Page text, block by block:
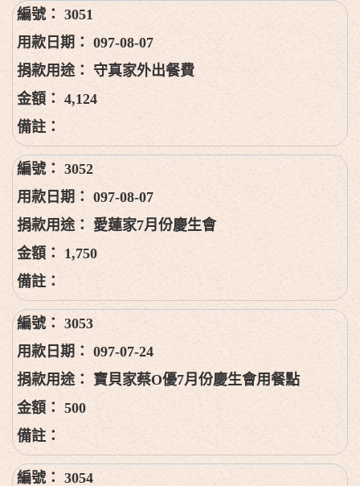
3051
097-08-07
守真家外出餐費
4,124
3052
097-08-07
愛蓮家7月份慶生會
1,750
3053
097-07-24
寶貝家蔡O優7月份慶生會用餐點
500
3054